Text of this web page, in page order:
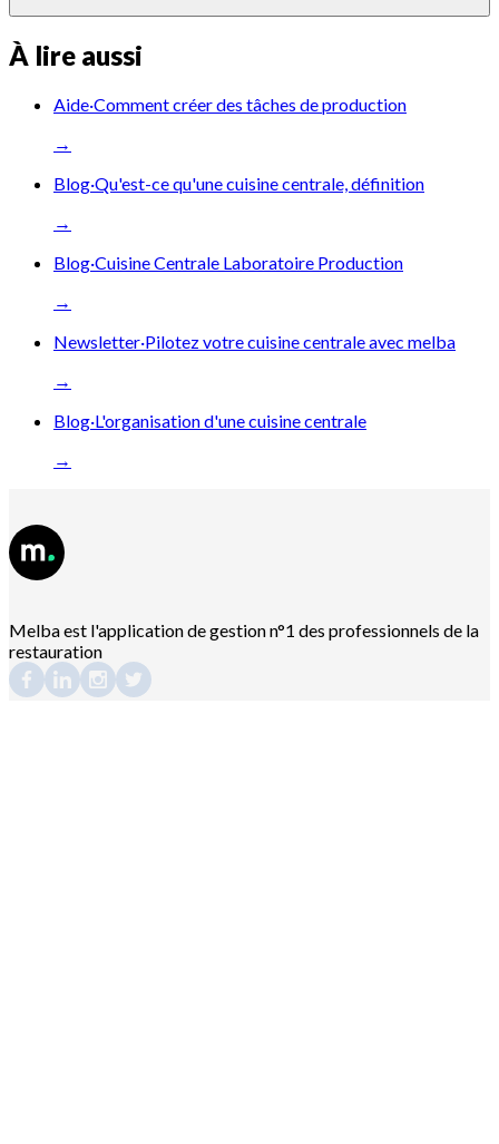
À lire aussi
Aide·Comment créer des tâches de production
→
Blog·Qu'est-ce qu'une cuisine centrale, définition
→
Blog·Cuisine Centrale Laboratoire Production
→
Newsletter·Pilotez votre cuisine centrale avec melba
→
Blog·L'organisation d'une cuisine centrale
→
Melba est l'application de gestion n°1 des professionnels de la
restauration